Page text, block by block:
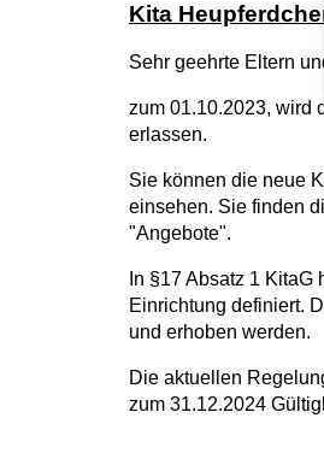
Kita
Sehr geehrte Eltern
zum 01.10.2023, wird
erlassen.
Sie können die neue
einsehen. Sie finden
"Angebote".
In §17 Absatz 1
Einrichtung definiert.
und erhoben werden.
Die aktuellen
zum 31.12.2024